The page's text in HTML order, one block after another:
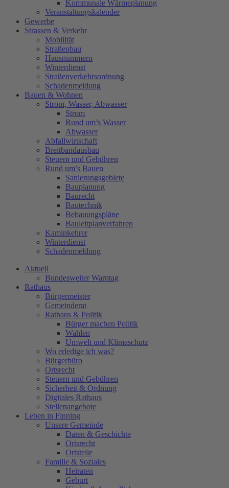
Kommunale Wärmeplanung
Veranstaltungskalender
Gewerbe
Strassen & Verkehr
Mobilität
Straßenbau
Hausnummern
Winterdienst
Straßenverkehrsordnung
Schadenmeldung
Bauen & Wohnen
Strom, Wasser, Abwasser
Strom
Rund um’s Wasser
Abwasser
Abfallwirtschaft
Breitbandausbau
Steuern und Gebühren
Rund um’s Bauen
Sanierungsgebiete
Bauplanung
Baurecht
Bautechnik
Bebauungspläne
Bauleitplanverfahren
Kaminkehrer
Winterdienst
Schadenmeldung
Aktuell
Bundesweiter Warntag
Rathaus
Bürgermeister
Gemeinderat
Rathaus & Politik
Bürger machen Politik
Wahlen
Umwelt und Klimaschutz
Wo erledige ich was?
Bürgerbüro
Ortsrecht
Steuern und Gebühren
Sicherheit & Ordnung
Digitales Rathaus
Stellenangebote
Leben in Finning
Unsere Gemeinde
Daten & Geschichte
Ortsrecht
Ortsteile
Familie & Soziales
Heiraten
Geburt